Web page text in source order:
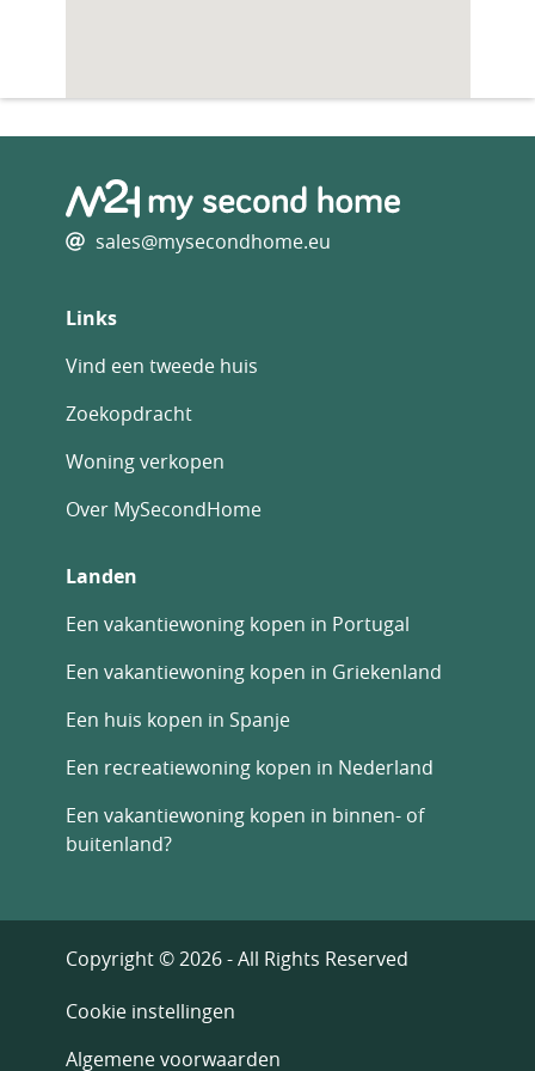
sales@mysecondhome.eu
Links
Vind een tweede huis
Zoekopdracht
Woning verkopen
Over MySecondHome
Landen
Een vakantiewoning kopen in Portugal
Een vakantiewoning kopen in Griekenland
Een huis kopen in Spanje
Een recreatiewoning kopen in Nederland
Een vakantiewoning kopen in binnen- of
buitenland?
Copyright © 2026 - All Rights Reserved
Cookie instellingen
Algemene voorwaarden